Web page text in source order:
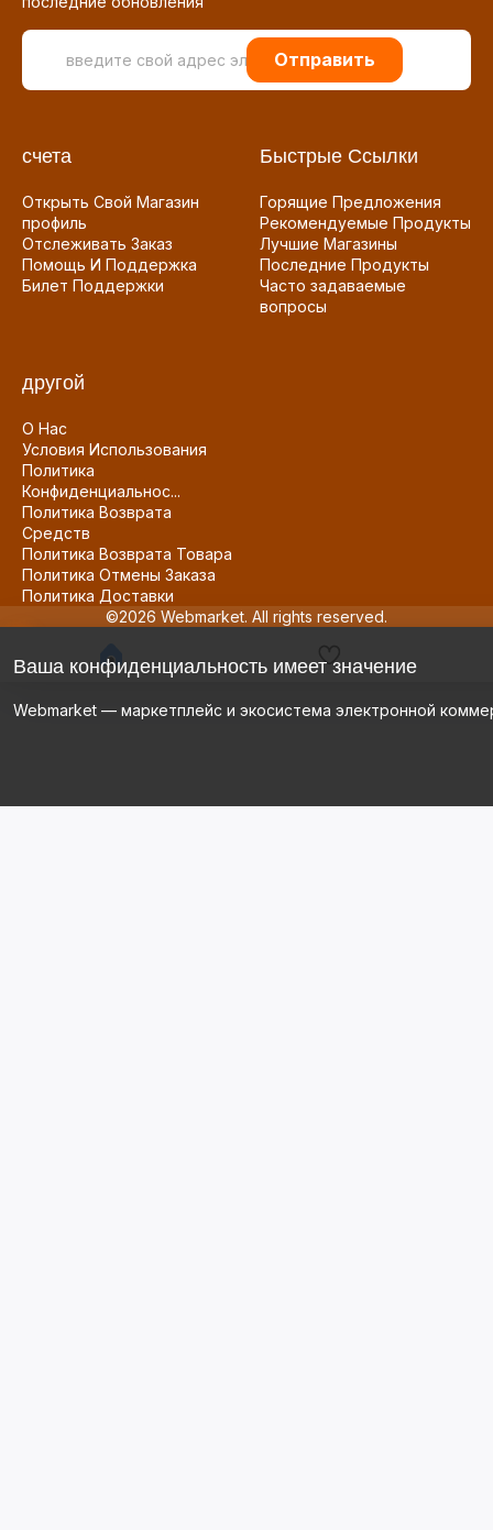
Отправить
счета
Открыть Свой Магазин
профиль
Отслеживать Заказ
Помощь И Поддержка
Билет Поддержки
Быстрые Ссылки
Горящие Предложения
Рекомендуемые Продукты
Лучшие Магазины
Последние Продукты
Часто задаваемые
вопросы
другой
О Нас
Условия Использования
Политика
Конфиденциальнос...
Политика Возврата
Средств
Политика Возврата Товара
Политика Отмены Заказа
Политика Доставки
©2026 Webmarket. All rights reserved.
Ваша конфиденциальность имеет значение
Webmarket — маркетплейс и экосистема электронной